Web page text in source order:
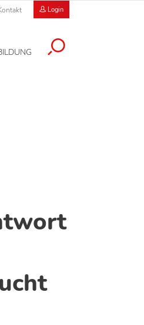
Login